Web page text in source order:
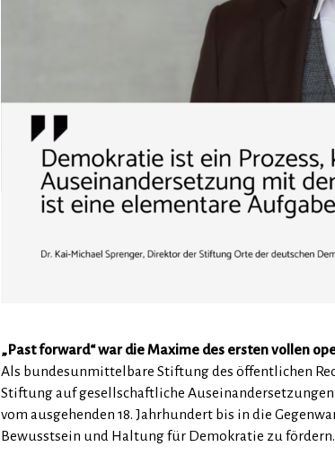
„Past forward“ war die Maxime des ersten vollen
Als bundesunmittelbare Stiftung des öffentlichen
Stiftung auf gesellschaftliche
vom ausgehenden 18. Jahrhundert bis in die
Bewusstsein und Haltung für Demokratie zu fördern.